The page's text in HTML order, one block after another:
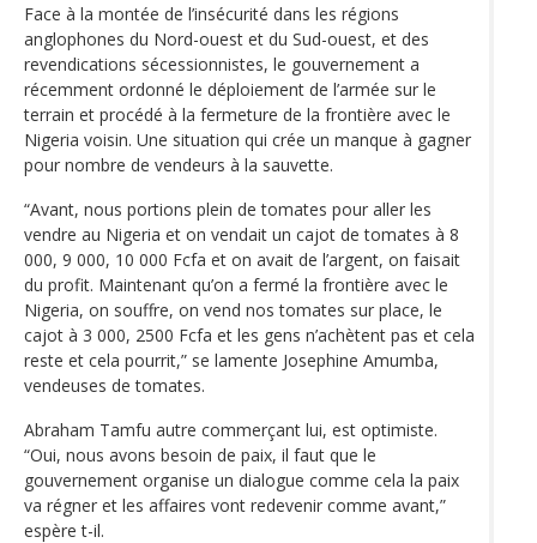
Face à la montée de l’insécurité dans les régions
anglophones du Nord-ouest et du Sud-ouest, et des
revendications sécessionnistes, le gouvernement a
récemment ordonné le déploiement de l’armée sur le
terrain et procédé à la fermeture de la frontière avec le
Nigeria voisin. Une situation qui crée un manque à gagner
pour nombre de vendeurs à la sauvette.
“Avant, nous portions plein de tomates pour aller les
vendre au Nigeria et on vendait un cajot de tomates à 8
000, 9 000, 10 000 Fcfa et on avait de l’argent, on faisait
du profit. Maintenant qu’on a fermé la frontière avec le
Nigeria, on souffre, on vend nos tomates sur place, le
cajot à 3 000, 2500 Fcfa et les gens n’achètent pas et cela
reste et cela pourrit,” se lamente Josephine Amumba,
vendeuses de tomates.
Abraham Tamfu autre commerçant lui, est optimiste.
“Oui, nous avons besoin de paix, il faut que le
gouvernement organise un dialogue comme cela la paix
va régner et les affaires vont redevenir comme avant,”
espère t-il.